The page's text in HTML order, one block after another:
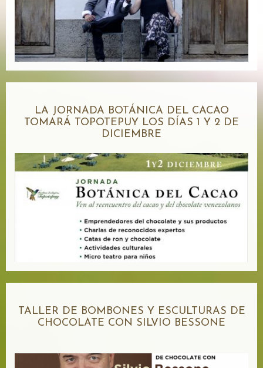
LA JORNADA BOTÁNICA DEL CACAO
TOMARÁ TOPOTEPUY LOS DÍAS 1 Y 2 DE
DICIEMBRE
TALLER DE BOMBONES Y ESCULTURAS DE
CHOCOLATE CON SILVIO BESSONE